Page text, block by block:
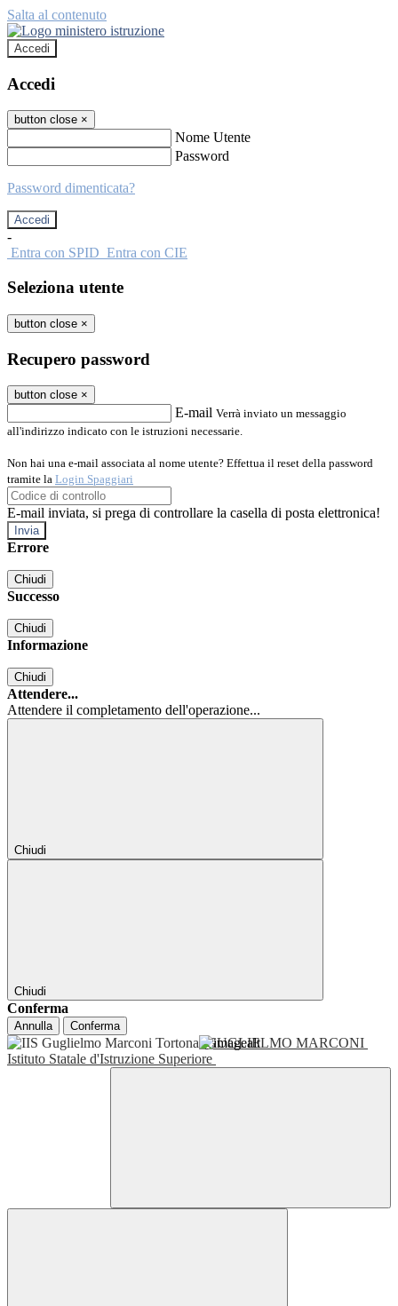
Salta al contenuto
Accedi
Accedi
button close ×
Nome Utente
Password
Password dimenticata?
-
Entra con SPID Entra con CIE
Seleziona utente
button close ×
Recupero password
button close ×
E-mail Verrà inviato un messaggio
all'indirizzo indicato con le istruzioni necessarie.
Non hai una e-mail associata al nome utente? Effettua il reset della password
tramite la Login Spaggiari
E-mail inviata, si prega di controllare la casella di posta elettronica!
Errore
Chiudi
Successo
Chiudi
Informazione
Chiudi
Attendere...
Attendere il completamento dell'operazione...
Chiudi
Chiudi
Conferma
Annulla Conferma
GUGLIELMO MARCONI
Istituto Statale d'Istruzione Superiore